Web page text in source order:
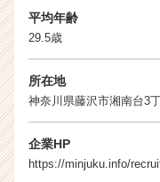
平均年齢
29.5歳
所在地
神奈川県藤沢市湘南台3
企業HP
https://minjuku.info/